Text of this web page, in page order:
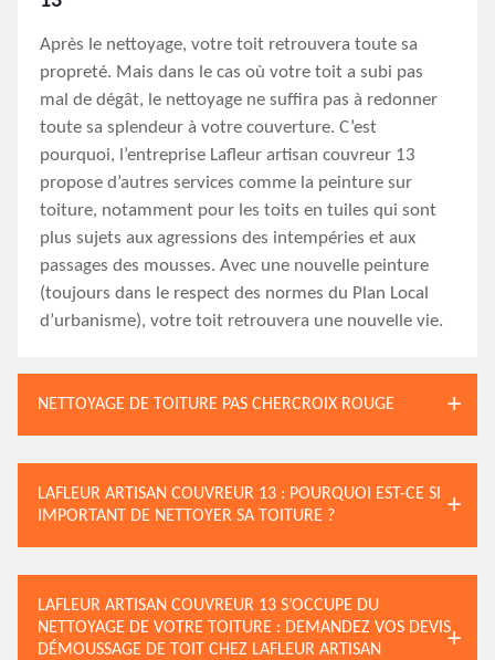
Après le nettoyage, votre toit retrouvera toute sa
propreté. Mais dans le cas où votre toit a subi pas
mal de dégât, le nettoyage ne suffira pas à redonner
toute sa splendeur à votre couverture. C’est
pourquoi, l’entreprise Lafleur artisan couvreur 13
propose d’autres services comme la peinture sur
toiture, notamment pour les toits en tuiles qui sont
plus sujets aux agressions des intempéries et aux
passages des mousses. Avec une nouvelle peinture
(toujours dans le respect des normes du Plan Local
d’urbanisme), votre toit retrouvera une nouvelle vie.
NETTOYAGE DE TOITURE PAS CHERCROIX ROUGE
LAFLEUR ARTISAN COUVREUR 13 : POURQUOI EST-CE SI
IMPORTANT DE NETTOYER SA TOITURE ?
LAFLEUR ARTISAN COUVREUR 13 S’OCCUPE DU
NETTOYAGE DE VOTRE TOITURE : DEMANDEZ VOS DEVIS
DÉMOUSSAGE DE TOIT CHEZ LAFLEUR ARTISAN